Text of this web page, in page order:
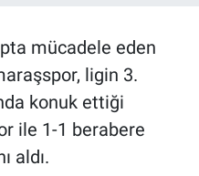
mücadele eden
ligin 3.
konuk ettiği
ile 1-1 berabere
aldı.